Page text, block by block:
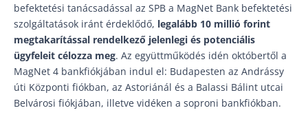
befektetési tanácsadással az SPB a MagNet Bank befektetési
szolgáltatások iránt érdeklődő, legalább 10 millió forint
megtakarítással rendelkező jelenlegi és potenciális
ügyfeleit célozza meg. Az együttműködés idén októbertől a
MagNet 4 bankfiókjában indul el: Budapesten az Andrássy
úti Központi fiókban, az Astoriánál és a Balassi Bálint utcai
Belvárosi fiókjában, illetve vidéken a soproni bankfiókban.